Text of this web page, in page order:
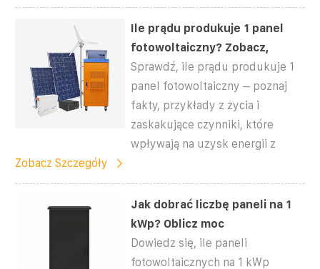
Ile prądu produkuje 1 panel
fotowoltaiczny? Zobacz,
Sprawdź, ile prądu produkuje 1
panel fotowoltaiczny – poznaj
fakty, przykłady z życia i
zaskakujące czynniki, które
wpływają na uzysk energii z
Zobacz Szczegóły
Jak dobrać liczbę paneli na 1
kWp? Oblicz moc
Dowiedz się, ile paneli
fotowoltaicznych na 1 kWp